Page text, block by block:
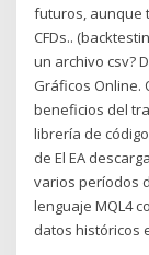
futuros, aunque
CFDs..
un archivo csv?
Gráficos Online.
beneficios del
librería de
de El EA
varios períodos
lenguaje MQL4
datos históricos